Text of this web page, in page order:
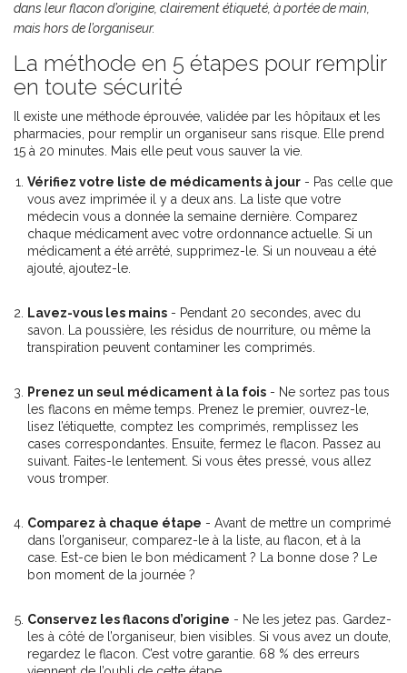
dans leur flacon d’origine, clairement étiqueté, à portée de main,
mais hors de l’organiseur.
La méthode en 5 étapes pour remplir
en toute sécurité
Il existe une méthode éprouvée, validée par les hôpitaux et les
pharmacies, pour remplir un organiseur sans risque. Elle prend
15 à 20 minutes. Mais elle peut vous sauver la vie.
Vérifiez votre liste de médicaments à jour - Pas celle que
vous avez imprimée il y a deux ans. La liste que votre
médecin vous a donnée la semaine dernière. Comparez
chaque médicament avec votre ordonnance actuelle. Si un
médicament a été arrêté, supprimez-le. Si un nouveau a été
ajouté, ajoutez-le.
Lavez-vous les mains - Pendant 20 secondes, avec du
savon. La poussière, les résidus de nourriture, ou même la
transpiration peuvent contaminer les comprimés.
Prenez un seul médicament à la fois - Ne sortez pas tous
les flacons en même temps. Prenez le premier, ouvrez-le,
lisez l’étiquette, comptez les comprimés, remplissez les
cases correspondantes. Ensuite, fermez le flacon. Passez au
suivant. Faites-le lentement. Si vous êtes pressé, vous allez
vous tromper.
Comparez à chaque étape - Avant de mettre un comprimé
dans l’organiseur, comparez-le à la liste, au flacon, et à la
case. Est-ce bien le bon médicament ? La bonne dose ? Le
bon moment de la journée ?
Conservez les flacons d’origine - Ne les jetez pas. Gardez-
les à côté de l’organiseur, bien visibles. Si vous avez un doute,
regardez le flacon. C’est votre garantie. 68 % des erreurs